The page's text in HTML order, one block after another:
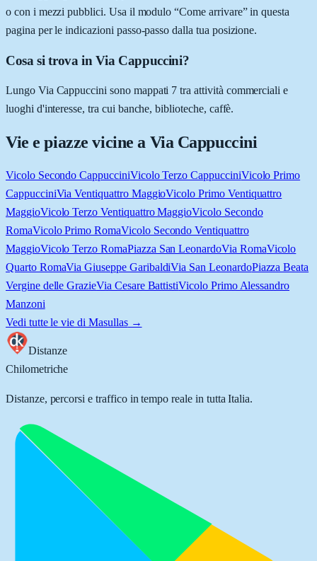
o con i mezzi pubblici. Usa il modulo “Come arrivare” in questa
pagina per le indicazioni passo-passo dalla tua posizione.
Cosa si trova in Via Cappuccini?
Lungo Via Cappuccini sono mappati 7 tra attività commerciali e
luoghi d'interesse, tra cui banche, biblioteche, caffè.
Vie e piazze vicine a Via Cappuccini
Vicolo Secondo CappucciniVicolo Terzo CappucciniVicolo Primo
CappucciniVia Ventiquattro MaggioVicolo Primo Ventiquattro
MaggioVicolo Terzo Ventiquattro MaggioVicolo Secondo
RomaVicolo Primo RomaVicolo Secondo Ventiquattro
MaggioVicolo Terzo RomaPiazza San LeonardoVia RomaVicolo
Quarto RomaVia Giuseppe GaribaldiVia San LeonardoPiazza Beata
Vergine delle GrazieVia Cesare BattistiVicolo Primo Alessandro
Manzoni
Vedi tutte le vie di Masullas→
Distanze
Chilometriche
Distanze, percorsi e traffico in tempo reale in tutta Italia.